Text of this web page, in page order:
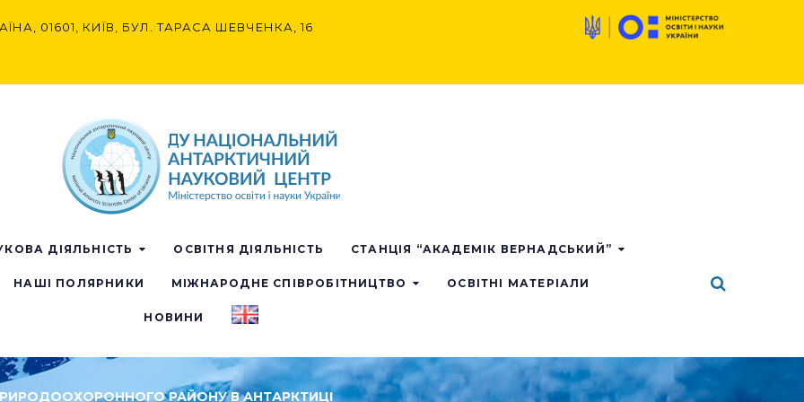
01601, КИЇВ, БУЛ. ТАРАСА ШЕВЧЕНКА, 16
ДІЯЛЬНІСТЬ ОСВІТНЯ ДІЯЛЬНІСТЬ СТАНЦІЯ “АКАДЕМІК ВЕРНАДСЬКИЙ”
НАШІ ПОЛЯРНИКИ МІЖНАРОДНЕ СПІВРОБІТНИЦТВО ОСВІТНІ МАТЕРІАЛИ
НОВИНИ
РАЙОНУ В АНТАРКТИЦІ